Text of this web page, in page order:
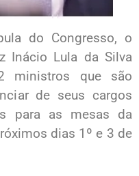
do Congresso, o
Inácio Lula da Silva
ministros que são
de seus cargos
para as mesas da
dias 1º e 3 de